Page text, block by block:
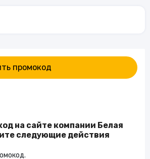
и электроника
промокод
на сайте компании Белая
следующие действия